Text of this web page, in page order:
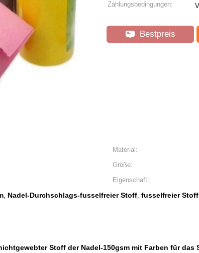
Zahlungsbedingungen:
Bestpreis
Material:
Größe:
Eigenschaft:
, Nadel-Durchschlags-fusselfreier Stoff, fusselfreier
Stoff der Nadel-150gsm mit Farben für das